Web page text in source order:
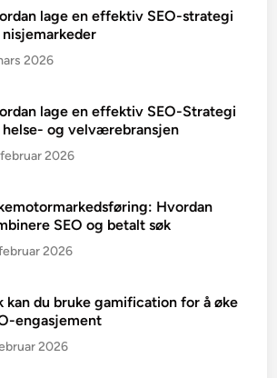
lage en effektiv SEO-strategi
2026
lage en effektiv SEO-Strategi
og velværebransjen
2026
Hvordan
SEO og betalt søk
2026
kan du bruke gamification for å øke
engasjement
2026